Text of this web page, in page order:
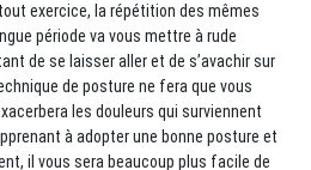
exercice, la répétition des mêmes
période va vous mettre à rude
de se laisser aller et de s’avachir sur
de posture ne fera que vous
les douleurs qui surviennent
à adopter une bonne posture et
il vous sera beaucoup plus facile de